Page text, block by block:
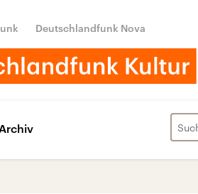
Deutschlandfunk Nova
Archiv